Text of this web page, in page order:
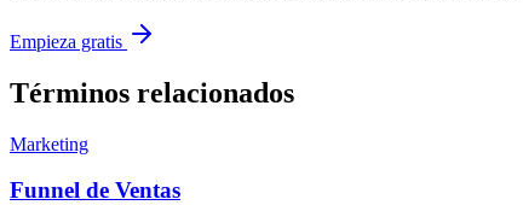
Empieza gratis
Términos relacionados
Marketing
Funnel de Ventas